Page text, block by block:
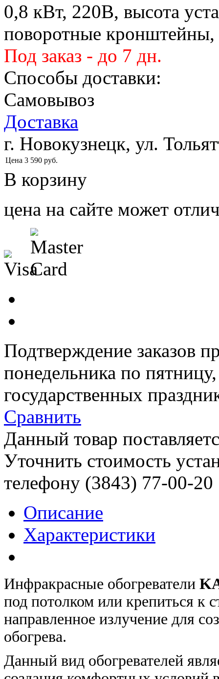
0,8 кВт, 220В, высота
поворотные кронштейны,
Под заказ - до 7 дн.
Способы доставки:
Самовывоз
Доставка
г. Новокузнецк, ул.
Цена 3 590 руб.
В корзину
цена на сайте может
Подтверждение заказов
понедельника по
государственных
Сравнить
Данный товар
Уточнить стоимость
телефону (3843) 77-00-20
Описание
Характеристики
Инфракрасные обогреватели
под потолком или крепиться к
направленное излучение для
обогрева.
Данный вид обогревателей